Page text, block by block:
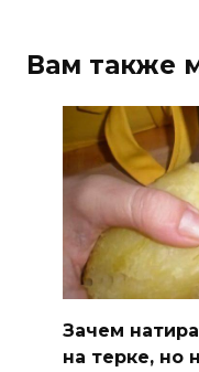
Вам также
Зачем
на терке, но